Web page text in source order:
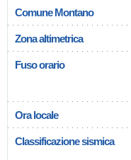
Comune Montano
Zona altimetrica
Fuso orario
Ora locale
Classificazione sismica